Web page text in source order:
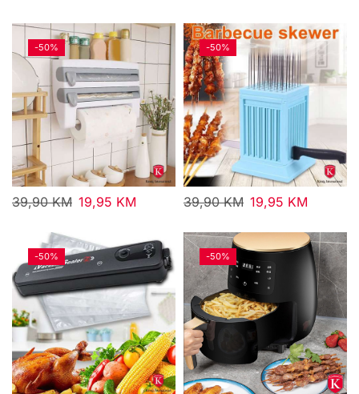
-50%
39,90KM 19,95 KM
-50%
39,90KM 19,95 KM
-50% -50%